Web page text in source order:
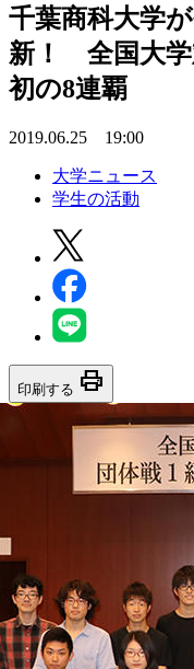
千葉商科大学
新！ 全国大学
初の8連覇
2019.06.25 19:00
大学ニュース
学生の活動
印刷する print